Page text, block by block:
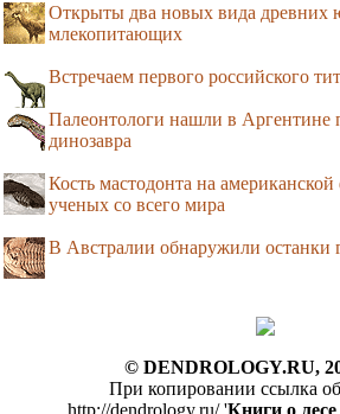
Открыты два новых вида древних
млекопитающих
Встречаем первого российского
Палеонтологи нашли в Аргентине
динозавра
Кость мастодонта на
ученых со всего мира
В Австралии обнаружили останки
© DENDROLOGY.RU,
При копировании ссылка
http://dendrology.ru/ 'Книги о лесе